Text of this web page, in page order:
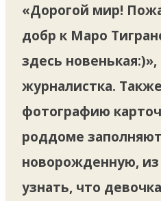
«Дорогой мир!
добр к Маро
здесь
журналистка.
фотографию
роддоме
новорожденную,
узнать, что